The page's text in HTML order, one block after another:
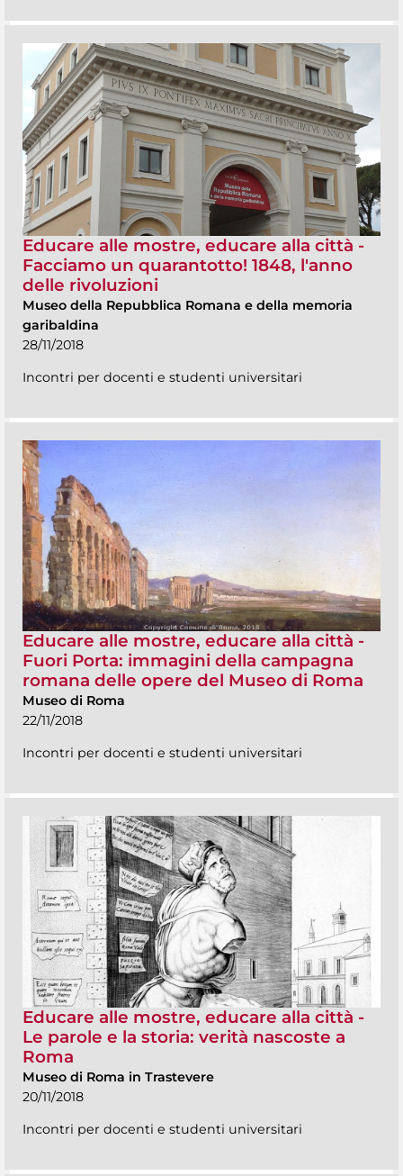
Educare alle mostre, educare alla città -
Facciamo un quarantotto! 1848, l'anno
delle rivoluzioni
Museo della Repubblica Romana e della memoria
garibaldina
28/11/2018
Incontri per docenti e studenti universitari
Educare alle mostre, educare alla città -
Fuori Porta: immagini della campagna
romana delle opere del Museo di Roma
Museo di Roma
22/11/2018
Incontri per docenti e studenti universitari
Educare alle mostre, educare alla città -
Le parole e la storia: verità nascoste a
Roma
Museo di Roma in Trastevere
20/11/2018
Incontri per docenti e studenti universitari